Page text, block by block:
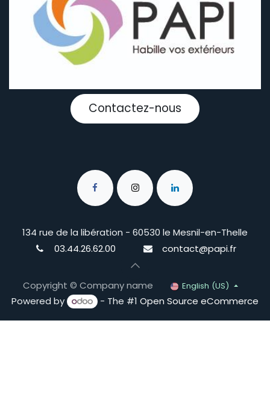
Contactez-nous
134 rue de la libération - 60530 le Mesnil-en-Thelle
03.44.26.62.00
contact@papi.fr
Copyright © Company name English (US)
Powered by - The #1Open Source eCommerce